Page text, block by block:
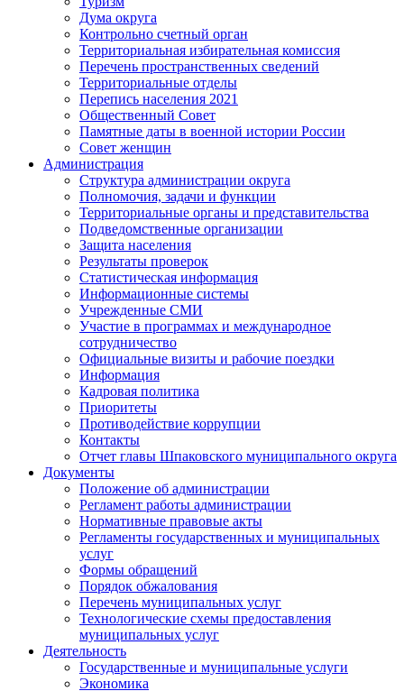
Дума округа
Контрольно счетный орган
Территориальная избирательная комиссия
Перечень пространственных сведений
Территориальные отделы
Перепись населения 2021
Общественный Совет
Памятные даты в военной истории России
Совет женщин
Администрация
Структура администрации округа
Полномочия, задачи и функции
Территориальные органы и представительства
Подведомственные организации
Защита населения
Результаты проверок
Статистическая информация
Информационные системы
Учрежденные СМИ
Участие в программах и международное
сотрудничество
Официальные визиты и рабочие поездки
Информация
Кадровая политика
Приоритеты
Противодействие коррупции
Контакты
Отчет главы Шпаковского муниципального округа
Документы
Положение об администрации
Регламент работы администрации
Нормативные правовые акты
Регламенты государственных и муниципальных
услуг
Формы обращений
Порядок обжалования
Перечень муниципальных услуг
Технологические схемы предоставления
муниципальных услуг
Деятельность
Государственные и муниципальные услуги
Экономика